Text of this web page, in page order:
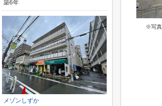
※写真
築6年
メゾンしずか